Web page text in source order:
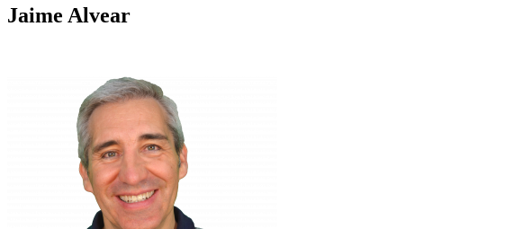
Jaime Alvear